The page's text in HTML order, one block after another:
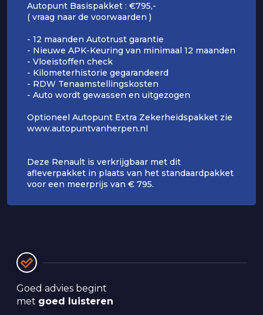
Autopunt Basispakket : €795,-
( vraag naar de voorwaarden )
- 12 maanden Autotrust garantie
- Nieuwe APK-Keuring van minimaal 12 maanden
- Vloeistoffen check
- Kilometerhistorie gegarandeerd
- RDW Tenaamstellingskosten
- Auto wordt gewassen en uitgezogen
Optioneel Autopunt Extra Zekerheidspakket zie
www.autopuntvanherpen.nl
Deze Renault is verkrijgbaar met dit
afleverpakket in plaats van het standaardpakket
voor een meerprijs van € 795.
Goed advies begint
met goed luisteren